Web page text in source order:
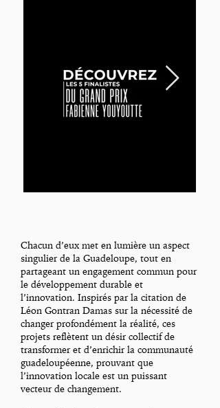
Chacun d’eux met en lumière un aspect
singulier de la Guadeloupe, tout en
partageant un engagement commun pour
le développement durable et
l’innovation. Inspirés par la citation de
Léon Gontran Damas sur la nécessité de
changer profondément la réalité, ces
projets reflètent un désir collectif de
transformer et d’enrichir la communauté
guadeloupéenne, prouvant que
l’innovation locale est un puissant
vecteur de changement.